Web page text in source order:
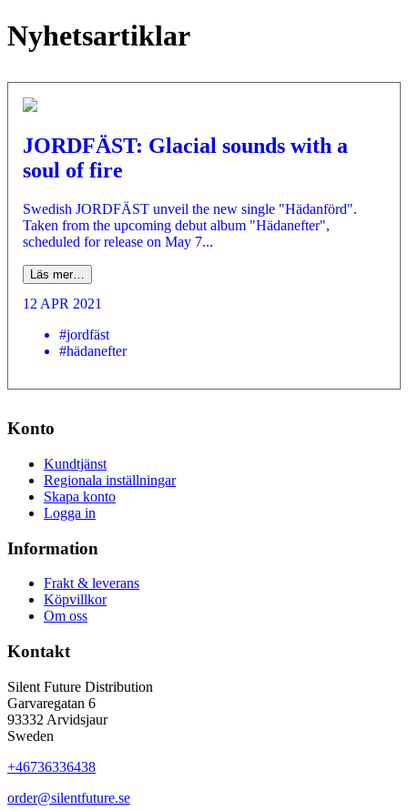
Nyhetsartiklar
JORDFÄST: Glacial sounds with a
soul of fire
Swedish JORDFÄST unveil the new single "Hädanförd".
Taken from the upcoming debut album "Hädanefter",
scheduled for release on May 7...
Läs mer…
12 APR 2021
#jordfäst
#hädanefter
Konto
Kundtjänst
Regionala inställningar
Skapa konto
Logga in
Information
Frakt & leverans
Köpvillkor
Om oss
Kontakt
Silent Future Distribution
Garvaregatan 6
93332 Arvidsjaur
Sweden
+46736336438
order@silentfuture.se